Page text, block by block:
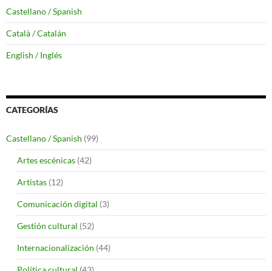
Castellano / Spanish
Català / Catalán
English / Inglés
CATEGORÍAS
Castellano / Spanish (99)
Artes escénicas (42)
Artistas (12)
Comunicación digital (3)
Gestión cultural (52)
Internacionalización (44)